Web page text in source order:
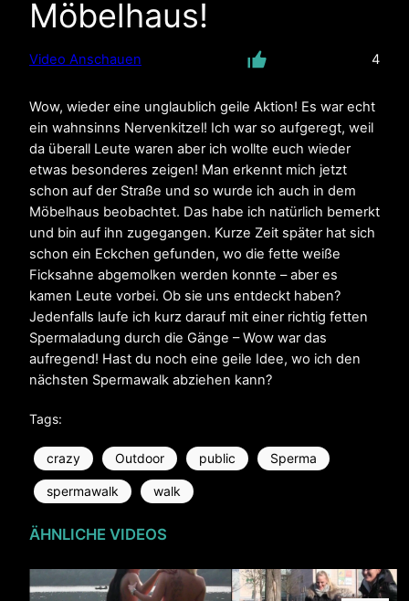
Möbelhaus!
Video Anschauen 4
Wow, wieder eine unglaublich geile Aktion! Es war echt
ein wahnsinns Nervenkitzel! Ich war so aufgeregt, weil
da überall Leute waren aber ich wollte euch wieder
etwas besonderes zeigen! Man erkennt mich jetzt
schon auf der Straße und so wurde ich auch in dem
Möbelhaus beobachtet. Das habe ich natürlich bemerkt
und bin auf ihn zugegangen. Kurze Zeit später hat sich
schon ein Eckchen gefunden, wo die fette weiße
Ficksahne abgemolken werden konnte – aber es
kamen Leute vorbei. Ob sie uns entdeckt haben?
Jedenfalls laufe ich kurz darauf mit einer richtig fetten
Spermaladung durch die Gänge – Wow war das
aufregend! Hast du noch eine geile Idee, wo ich den
nächsten Spermawalk abziehen kann?
Tags:
crazy Outdoor public Sperma
spermawalk walk
ÄHNLICHE VIDEOS